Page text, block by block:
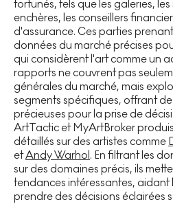
fortunés, tels que les galeries,
enchères, les conseillers
d'assurance. Ces parties
données du marché précises
qui considèrent l'art comme un
rapports ne couvrent pas
générales du marché, mais
segments spécifiques, offrant
précieuses pour la prise de
ArtTactic et MyArtBroker
détaillés sur des artistes comme
etAndy Warhol. En filtrant les
sur des domaines précis, ils
tendances intéressantes, aidant
prendre des décisions éclairées